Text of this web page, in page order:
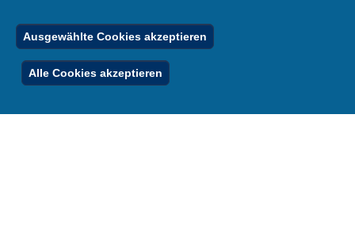
Ausgewählte Cookies akzeptieren
Alle Cookies akzeptieren
Publikationen
RSS-Feed
Ferienordnung
© 2026 Bildungsportal NRW
Below
Footer
Menu
Inhalt Impressum Datenschutz